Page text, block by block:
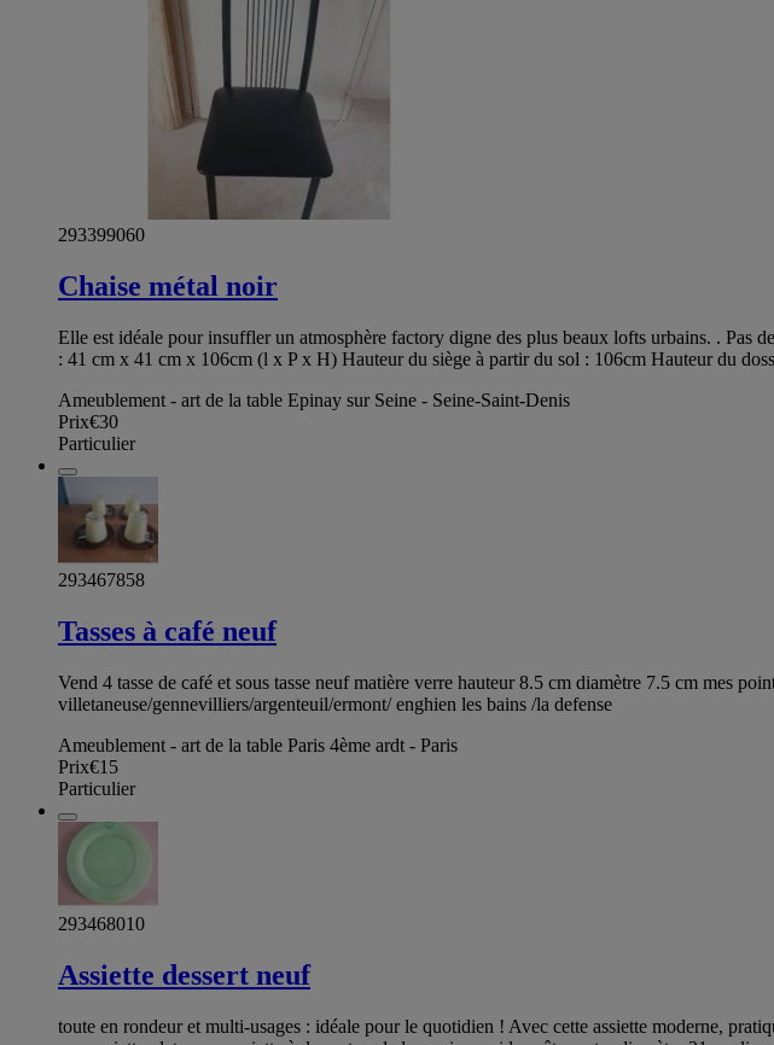
293399060
Chaise métal noir
Elle est idéale pour insuffler un atmosphère factory digne des plus beaux lofts urbains. . Pas
: 41 cm x 41 cm x 106cm (l x P x H) Hauteur du siège à partir du sol : 106cm Hauteur du
Ameublement - art de la table Epinay sur Seine - Seine-Saint-Denis
Prix€30
Particulier
293467858
Tasses à café neuf
Vend 4 tasse de café et sous tasse neuf matière verre hauteur 8.5 cm diamètre 7.5 cm mes
villetaneuse/gennevilliers/argenteuil/ermont/ enghien les bains /la defense
Ameublement - art de la table Paris 4ème ardt - Paris
Prix€15
Particulier
293468010
Assiette dessert neuf
toute en rondeur et multi-usages : idéale pour le quotidien ! Avec cette assiette moderne,